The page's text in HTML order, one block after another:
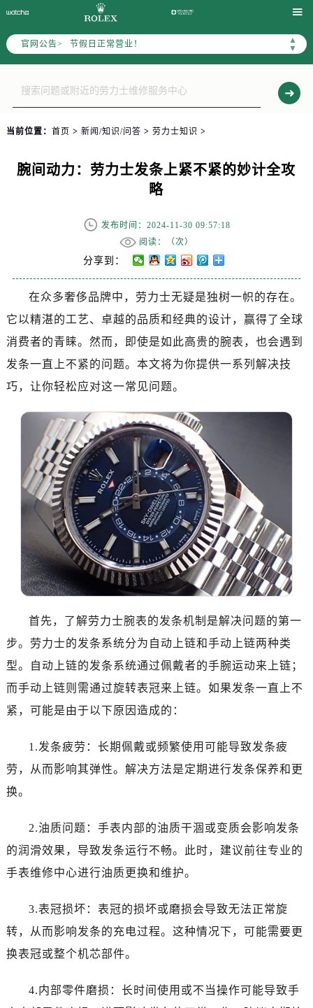

官网公告>
▲
▼
2026年6月劳力士售后服务中心最新网点地址：
上海市徐汇区虹桥路3号港汇中心写字楼2座37层3705室（需提前预约）
上海市黄浦区南京东路299号宏伊国际广场写字楼8层806室劳力士售后服务中心（需提前预约）
节假日正常营业！
当前位置： 首页 > 新闻/知识/问答 > 劳力士知识 >
腕间动力：劳力士发条上紧不紧的妙计全攻
略
发布时间：2024-11-30 09:57:18
阅读：（次）
分享到：
在众多奢侈品牌中，劳力士无疑是独树一帜的存在。
它以精湛的工艺、卓越的品质和经典的设计，赢得了全球
消费者的青睐。然而，即使是如此高贵的腕表，也会遇到
发条一直上不紧的问题。本文将为你提供一系列解决技
巧，让你轻松应对这一常见问题。
首先，了解劳力士腕表的发条机制是解决问题的第一
步。劳力士的发条系统分为自动上链和手动上链两种类
型。自动上链的发条系统通过佩戴者的手腕运动来上链；
而手动上链则需通过旋转表冠来上链。如果发条一直上不
紧，可能是由于以下原因造成的：
1.发条疲劳：长期佩戴或频繁使用可能导致发条疲
劳，从而影响其弹性。解决方法是定期进行发条保养和更
换。
2.油质问题：手表内部的油质干涸或变质会影响发条
的润滑效果，导致发条运行不畅。此时，建议前往专业的
手表维修中心进行油质更换和维护。
3.表冠损坏：表冠的损坏或磨损会导致无法正常旋
转，从而影响发条的充电过程。这种情况下，可能需要更
换表冠或整个机芯部件。
4.内部零件磨损：长时间使用或不当操作可能导致手